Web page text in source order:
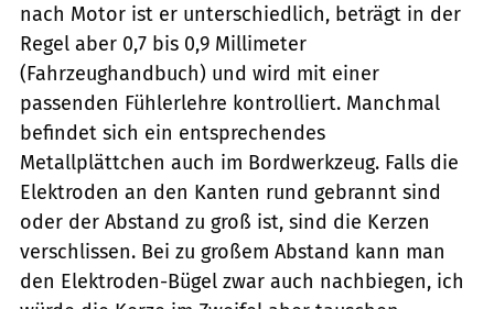
nach Motor ist er unterschiedlich, beträgt in der
Regel aber 0,7 bis 0,9 Millimeter
(Fahrzeughandbuch) und wird mit einer
passenden Fühlerlehre kontrolliert. Manchmal
befindet sich ein entsprechendes
Metallplättchen auch im Bordwerkzeug. Falls die
Elektroden an den Kanten rund gebrannt sind
oder der Abstand zu groß ist, sind die Kerzen
verschlissen. Bei zu großem Abstand kann man
den Elektroden-Bügel zwar auch nachbiegen, ich